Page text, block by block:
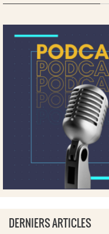
DERNIERS ARTICLES